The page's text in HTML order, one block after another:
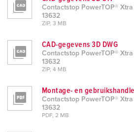
Contactstop PowerTOP®
13632
ZIP, 3 MB
CAD-gegevens 3D DWG
Contactstop PowerTOP®
13632
ZIP, 4 MB
Montage- en
Contactstop PowerTOP®
13632
PDF, 2 MB